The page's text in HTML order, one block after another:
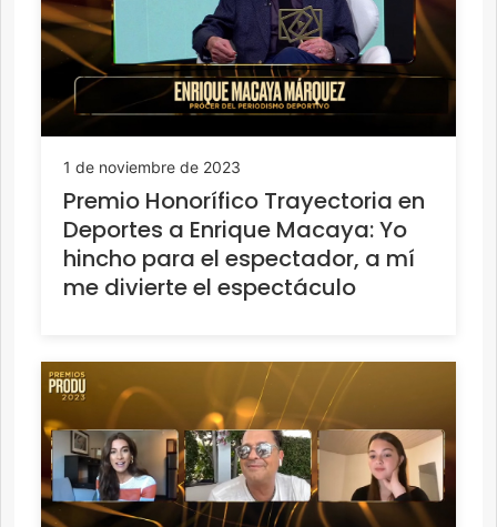
1 de noviembre de 2023
Premio Honorífico Trayectoria en
Deportes a Enrique Macaya: Yo
hincho para el espectador, a mí
me divierte el espectáculo